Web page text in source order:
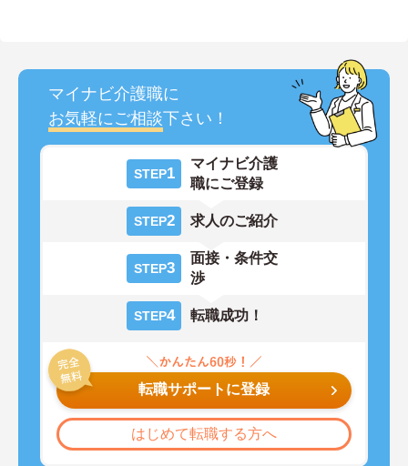
マイナビ介護職に
お気軽にご相談下さい！
STEP1
マイナビ介護
職にご登録
STEP2 求人のご紹介
STEP3
面接・条件交
渉
STEP4 転職成功！
転職サポートに登録
はじめて転職する方へ